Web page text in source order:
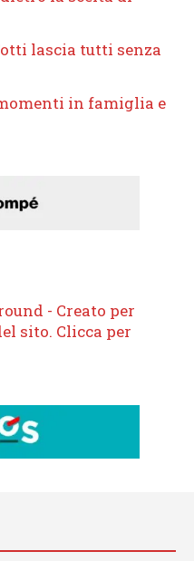
lascia tutti senza
in famiglia e